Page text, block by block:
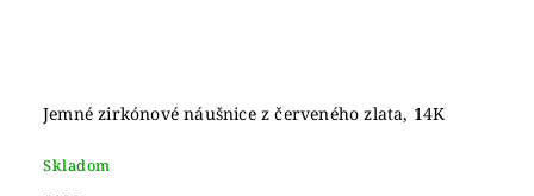
Jemné zirkónové náušnice z červeného zlata, 14K
Skladom